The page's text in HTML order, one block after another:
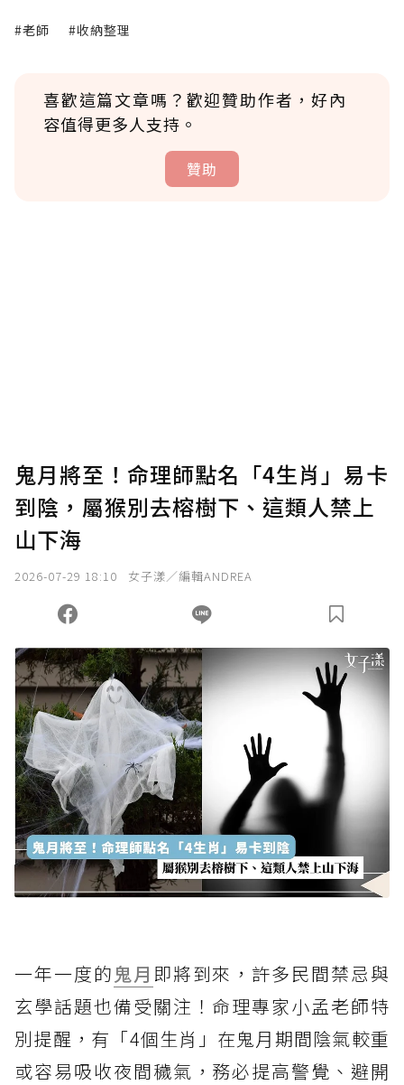
#老師 #收納整理
喜歡這篇文章嗎？歡迎贊助作者，好內
容值得更多人支持。
贊助
確認送出
您當前剩餘 U 利點數：0點；前往 購買點數
鬼月將至！命理師點名「4生肖」易卡
到陰，屬猴別去榕樹下、這類人禁上
山下海
2026-07-29 18:10 女子漾／編輯ANDREA
一年一度的 鬼月 即將到來，許多民間禁忌與
玄學話題也備受關注！命理專家小孟老師特
別提醒，有「4個生肖」在鬼月期間陰氣較重
或容易吸收夜間穢氣，務必提高警覺、避開